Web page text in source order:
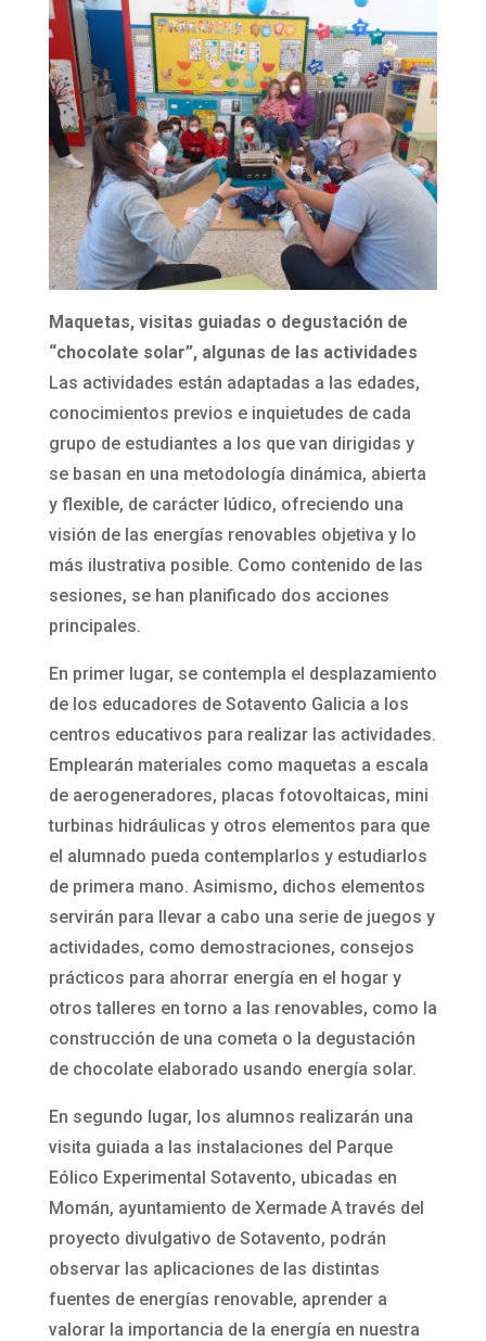
Maquetas, visitas guiadas o degustación de
“chocolate solar”, algunas de las actividades
Las actividades están adaptadas a las edades,
conocimientos previos e inquietudes de cada
grupo de estudiantes a los que van dirigidas y
se basan en una metodología dinámica, abierta
y flexible, de carácter lúdico, ofreciendo una
visión de las energías renovables objetiva y lo
más ilustrativa posible. Como contenido de las
sesiones, se han planificado dos acciones
principales.
En primer lugar, se contempla el desplazamiento
de los educadores de Sotavento Galicia a los
centros educativos para realizar las actividades.
Emplearán materiales como maquetas a escala
de aerogeneradores, placas fotovoltaicas, mini
turbinas hidráulicas y otros elementos para que
el alumnado pueda contemplarlos y estudiarlos
de primera mano. Asimismo, dichos elementos
servirán para llevar a cabo una serie de juegos y
actividades, como demostraciones, consejos
prácticos para ahorrar energía en el hogar y
otros talleres en torno a las renovables, como la
construcción de una cometa o la degustación
de chocolate elaborado usando energía solar.
En segundo lugar, los alumnos realizarán una
visita guiada a las instalaciones del Parque
Eólico Experimental Sotavento, ubicadas en
Momán, ayuntamiento de Xermade A través del
proyecto divulgativo de Sotavento, podrán
observar las aplicaciones de las distintas
fuentes de energías renovable, aprender a
valorar la importancia de la energía en nuestra